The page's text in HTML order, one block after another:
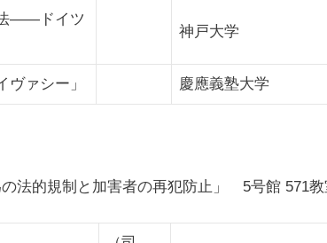
法――ドイツ
神戸大学
ヴァシー」 慶應義塾大学
法的規制と加害者の再犯防止」 5号館 571教